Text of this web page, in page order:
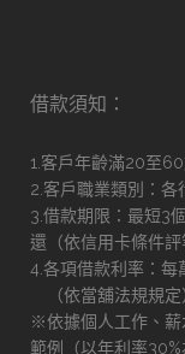
借款須知：
1.客戶年齡滿20至
2.客戶職業類別：各
3.借款期限：最短3
還（依信用卡條件評
4.各項借款利率：每
（依當舖法規規定
※依據個人工作、薪
範例（以年利率